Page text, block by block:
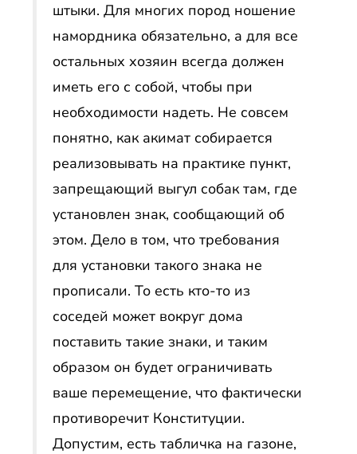
штыки. Для многих пород ношение
намордника обязательно, а для все
остальных хозяин всегда должен
иметь его с собой, чтобы при
необходимости надеть. Не совсем
понятно, как акимат собирается
реализовывать на практике пункт,
запрещающий выгул собак там, где
установлен знак, сообщающий об
этом. Дело в том, что требования
для установки такого знака не
прописали. То есть кто-то из
соседей может вокруг дома
поставить такие знаки, и таким
образом он будет ограничивать
ваше перемещение, что фактически
противоречит Конституции.
Допустим, есть табличка на газоне,